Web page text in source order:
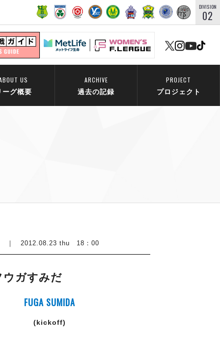
DIVISION
02
US
ーグ概要
ARCHIVE
過去の記録
PROJECT
プロジェクト
｜ 2012.08.23 thu 18：00
ウガすみだ
FUGA SUMIDA
(kickoff)